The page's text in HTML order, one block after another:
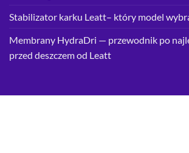
Stabilizator karku Leatt– który model
Membrany HydraDri — przewodnik po
przed deszczem od Leatt